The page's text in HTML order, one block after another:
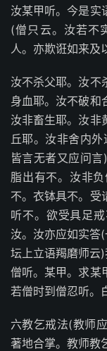
汝某甲听。今是实
(僧只云。汝若不
人。亦欺诳如来及
汝不杀父耶。汝不
身血耶。汝不破和
汝非畜生耶。汝非
丘耶。汝非舍内
皆言无者又应问
脂出有不。汝非
不。衣钵具不。受
听不。欲受具足
汝。汝亦应如实答
坛上立语羯磨师云
僧听。某甲。求某
若僧时到僧忍听。
六教乞戒法(教师
著地合掌。教师教